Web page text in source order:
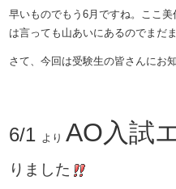
早いものでもう6月ですね。ここ
は言っても山あいにあるのでまだ
さて、今回は受験生の皆さんにお
6/1 よりAO入試
りました